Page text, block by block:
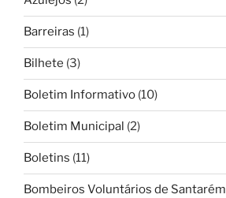
Barreiras (1)
Bilhete (3)
Boletim Informativo (10)
Boletim Municipal (2)
Boletins (11)
Bombeiros Voluntários de Santarém